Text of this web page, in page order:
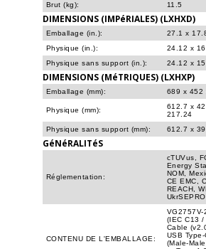
Brut (kg):
11.5
DIMENSIONS (IMPéRIALES) (LXHXD)
Emballage (in.):
27.1 x
Physique (in.):
24.12 x
Physique sans support (in.):
24.12 x
DIMENSIONS (MéTRIQUES) (LXHXP)
Emballage (mm): 689 x 452
Physique (mm):
612.7 x
217.24
Physique sans support (mm):
612.7 x
GéNéRALITéS
Réglementation:
cTUVus,
Energy
NOM,
CE EMC,
REACH,
CONTENU DE L'EMBALLAGE:
(IEC C13 /
Cable
USB
(Male-